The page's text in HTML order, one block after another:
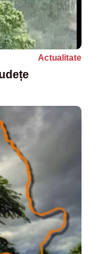
Actualitate